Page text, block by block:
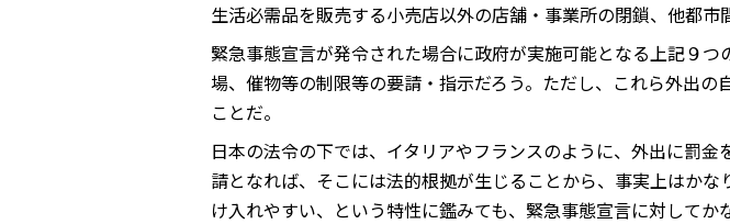
生活必需品を販売する小売店以外の店舗・事業所の閉鎖、他都市
緊急事態宣言が発令された場合に政府が実施可能となる上記９
場、催物等の制限等の要請・指示だろう。ただし、これら外出
ことだ。
日本の法令の下では、イタリアやフランスのように、外出に罰
請となれば、そこには法的根拠が生じることから、事実上はか
け入れやすい、という特性に鑑みても、緊急事態宣言に対してか